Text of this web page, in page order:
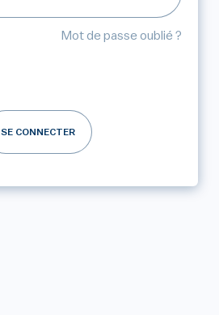
Mot de passe oublié ?
SE CONNECTER